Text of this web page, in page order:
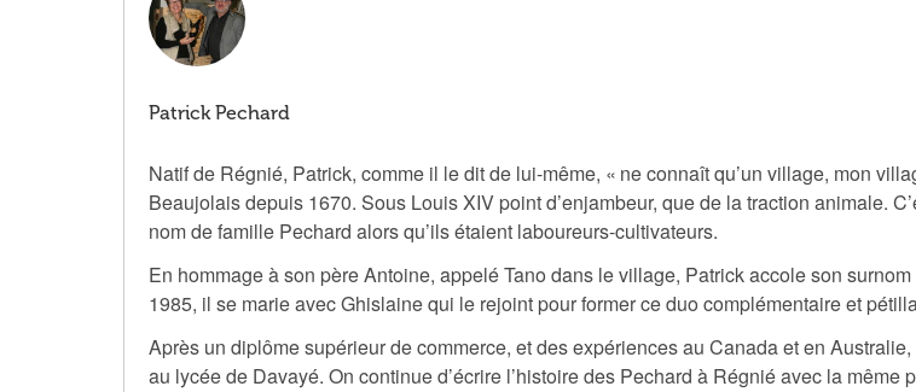
Patrick Pechard
Natif de Régnié, Patrick, comme il le dit de lui-même, « ne connaît qu’un village, mon
Beaujolais depuis 1670. Sous Louis XIV point d’enjambeur, que de la traction animale.
nom de famille Pechard alors qu’ils étaient laboureurs-cultivateurs.
En hommage à son père Antoine, appelé Tano dans le village, Patrick accole son
1985, il se marie avec Ghislaine qui le rejoint pour former ce duo complémentaire et
Après un diplôme supérieur de commerce, et des expériences au Canada et en
au lycée de Davayé. On continue d’écrire l’histoire des Pechard à Régnié avec la même